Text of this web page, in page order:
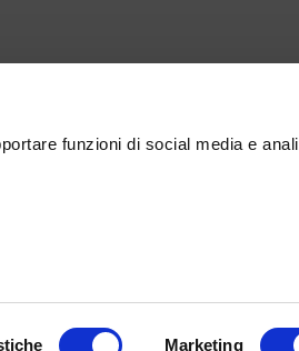
funzioni di social media e
Marketing
Sede legale Via Miguel Cervantes de